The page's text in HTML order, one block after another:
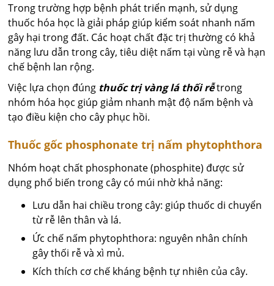
Trong trường hợp bệnh phát triển mạnh, sử dụng
thuốc hóa học là giải pháp giúp kiểm soát nhanh nấm
gây hại trong đất. Các hoạt chất đặc trị thường có khả
năng lưu dẫn trong cây, tiêu diệt nấm tại vùng rễ và hạn
chế bệnh lan rộng.
Việc lựa chọn đúng thuốc trị vàng lá thối rễtrong
nhóm hóa học giúp giảm nhanh mật độ nấm bệnh và
tạo điều kiện cho cây phục hồi.
Thuốc gốc phosphonate trị nấm phytophthora
Nhóm hoạt chất phosphonate (phosphite) được sử
dụng phổ biến trong cây có múi nhờ khả năng:
Lưu dẫn hai chiều trong cây: giúp thuốc di chuyển
từ rễ lên thân và lá.
Ức chế nấm phytophthora: nguyên nhân chính
gây thối rễ và xì mủ.
Kích thích cơ chế kháng bệnh tự nhiên của cây.